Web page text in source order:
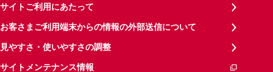
サイトご利用にあたって
お客さまご利用端末からの情報の外部送信について
見やすさ・使いやすさの調整
サイトメンテナンス情報